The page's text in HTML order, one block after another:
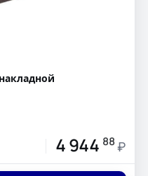
4 944 88 ₽